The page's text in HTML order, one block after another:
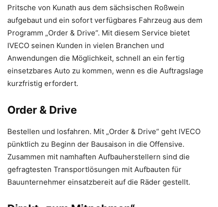
Pritsche von Kunath aus dem sächsischen Roßwein
aufgebaut und ein sofort verfügbares Fahrzeug aus dem
Programm „Order & Drive“. Mit diesem Service bietet
IVECO seinen Kunden in vielen Branchen und
Anwendungen die Möglichkeit, schnell an ein fertig
einsetzbares Auto zu kommen, wenn es die Auftragslage
kurzfristig erfordert.
Order & Drive
Bestellen und losfahren. Mit „Order & Drive“ geht IVECO
pünktlich zu Beginn der Bausaison in die Offensive.
Zusammen mit namhaften Aufbauherstellern sind die
gefragtesten Transportlösungen mit Aufbauten für
Bauunternehmer einsatzbereit auf die Räder gestellt.